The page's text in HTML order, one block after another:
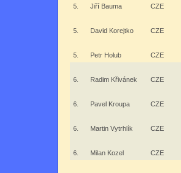
5. Jiří Bauma CZE
5. David Korejtko CZE
5. Petr Holub CZE
6. Radim Křivánek CZE
6. Pavel Kroupa CZE
6. Martin Vytrhlík CZE
6. Milan Kozel CZE